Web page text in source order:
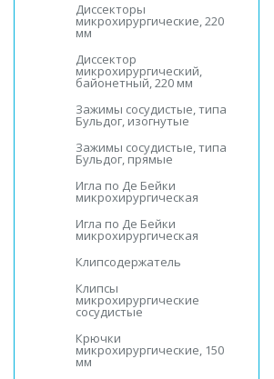
Диссекторы
микрохирургические, 220
мм
Диссектор
микрохирургический,
байонетный, 220 мм
Зажимы сосудистые, типа
Бульдог, изогнутые
Зажимы сосудистые, типа
Бульдог, прямые
Игла по Де Бейки
микрохирургическая
Игла по Де Бейки
микрохирургическая
Клипсодержатель
Клипсы
микрохирургические
сосудистые
Крючки
микрохирургические, 150
мм